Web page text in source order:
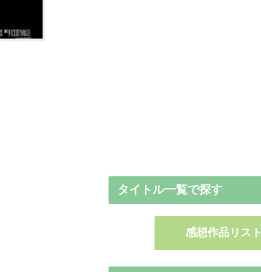
タイトル一覧で探す
感想作品リスト